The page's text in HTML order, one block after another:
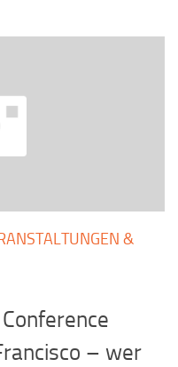
&
– wer